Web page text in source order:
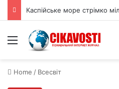
Menu
Home / Всесвіт